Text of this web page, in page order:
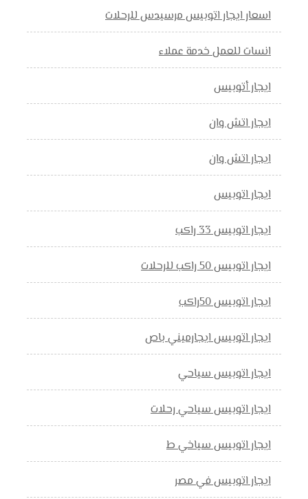
اسعار ايجار اتوبيس مرسيدس للرحلات
انسات للعمل خدمة عملاء
ايجار أتوبيس
ايجار اتش وان
ايجار اتش وان
ايجار اتوبيس
ايجار اتوبيس 33 راكب
ايجار اتوبيس 50 راكب للرحلات
ايجار اتوبيس 50راكب
ايجار اتوبيس ايجارميني باص
ايجار اتوبيس سياحي
ايجار اتوبيس سياحي رحلات
ايجار اتوبيس سياخي ط
ايجار اتوبيس في مصر